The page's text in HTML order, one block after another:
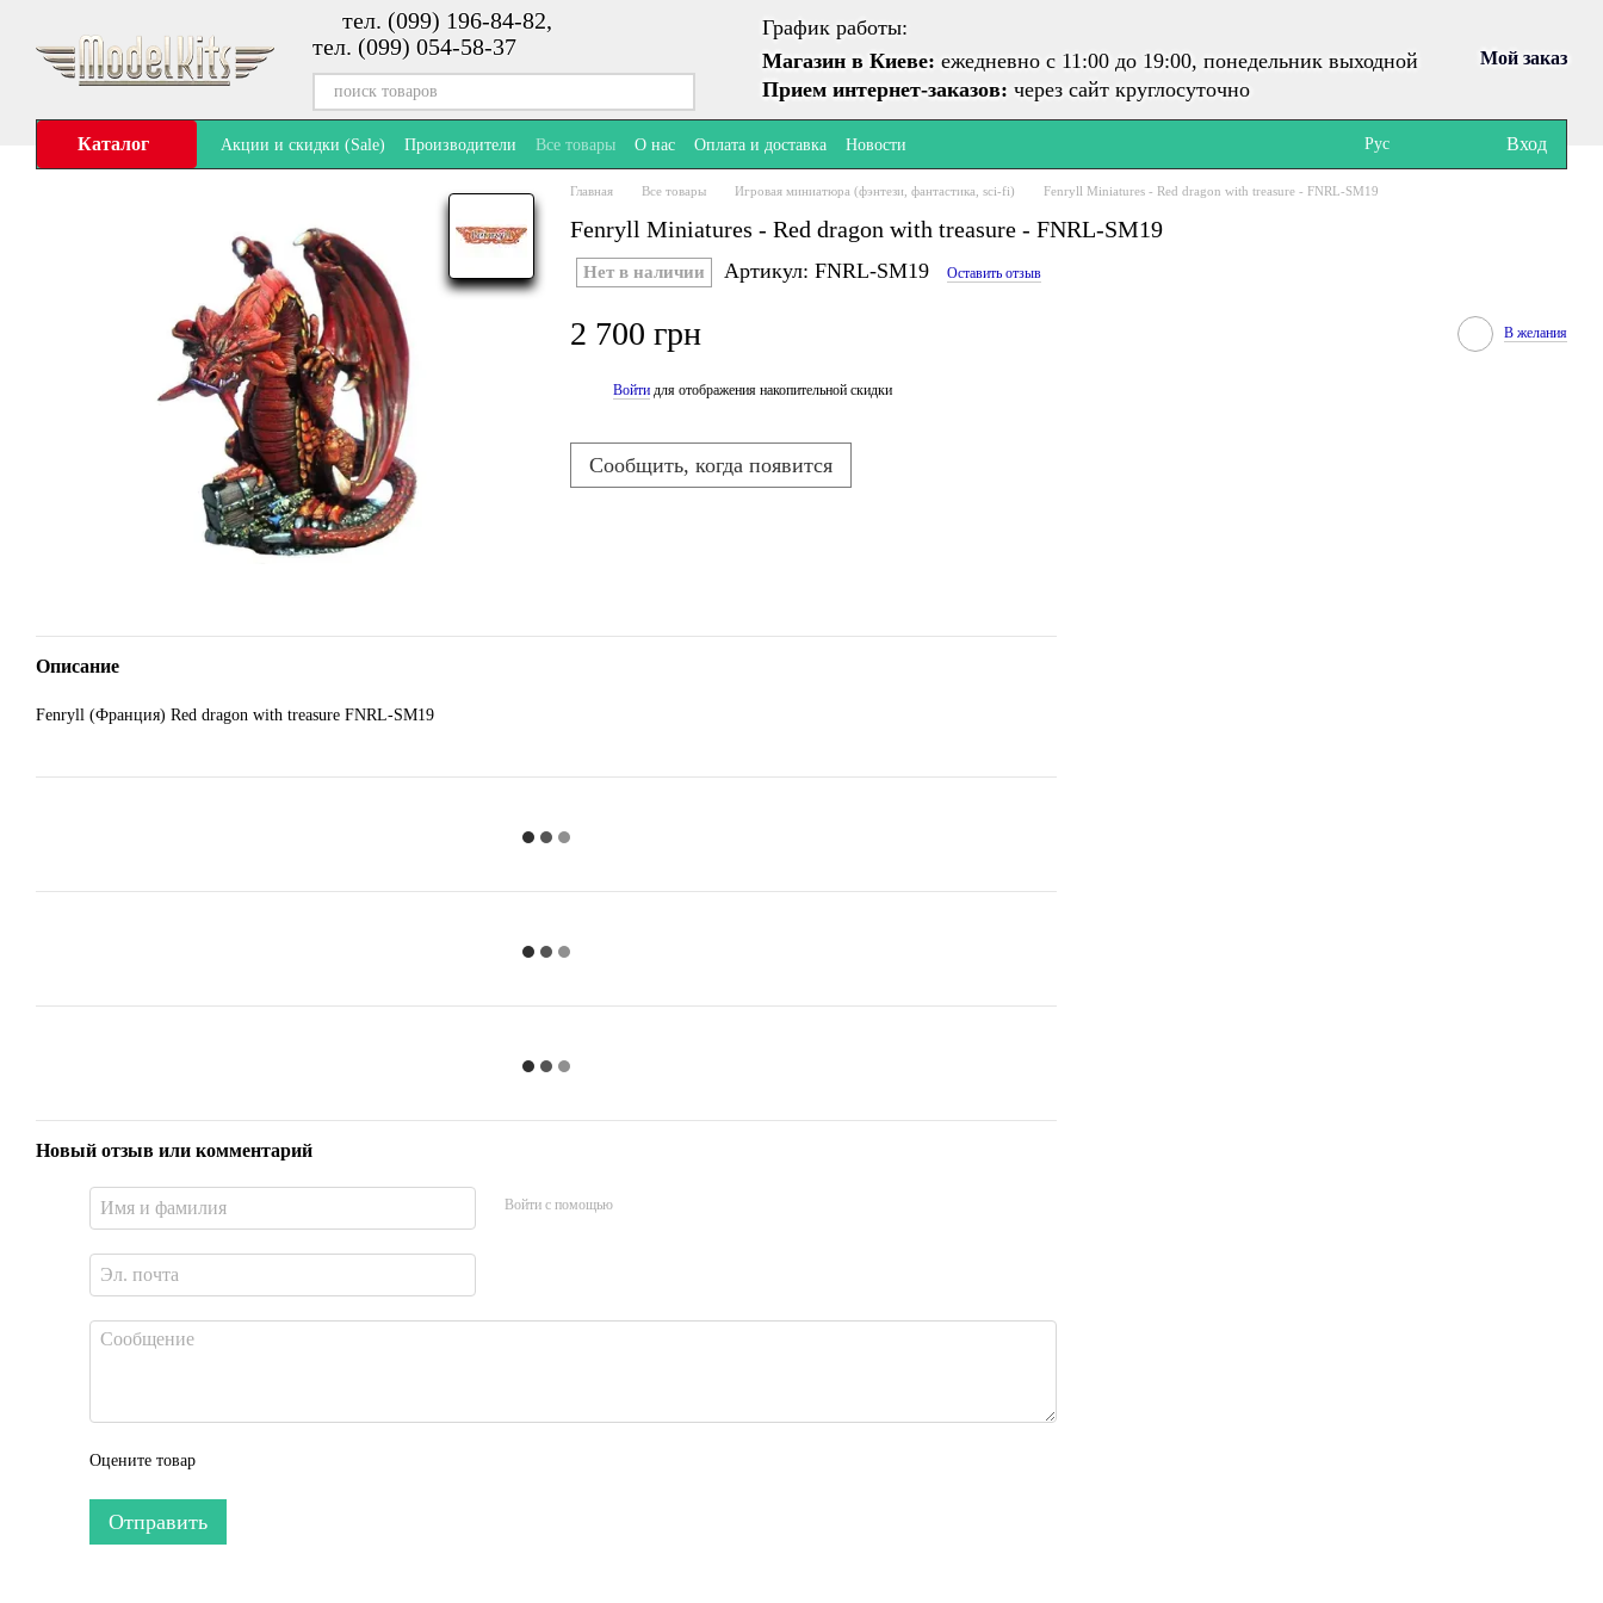
тел. (099) 196-84-82,
тел. (099) 054-58-37
График работы:
Магазин в Киеве: ежедневно с 11:00 до 19:00, понедельник выходной
Прием интернет-заказов: через сайт круглосуточно
Мой заказ
Каталог Акции и скидки (Sale) Производители Все товары О нас Оплата и доставка Новости Рус Вход
Главная Все товары Игровая миниатюра (фэнтези, фантастика, sci-fi) Fenryll Miniatures - Red dragon with treasure - FNRL-SM19
Fenryll Miniatures - Red dragon with treasure - FNRL-SM19
Нет в наличии Артикул: FNRL-SM19 Оставить отзыв
2 700 грн В желания
Войти для отображения накопительной скидки
Сообщить, когда появится
Описание
Fenryll (Франция) Red dragon with treasure FNRL-SM19
Новый отзыв или комментарий
Войти с помощью
Оцените товар
Отправить